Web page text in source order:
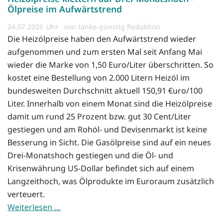
Ölpreise im Aufwärtstrend
24.07.2026 von tanke-günstig Redaktion
Die Heizölpreise haben den Aufwärtstrend wieder
aufgenommen und zum ersten Mal seit Anfang Mai
wieder die Marke von 1,50 Euro/Liter überschritten. So
kostet eine Bestellung von 2.000 Litern Heizöl im
bundesweiten Durchschnitt aktuell 150,91 €uro/100
Liter. Innerhalb von einem Monat sind die Heizölpreise
damit um rund 25 Prozent bzw. gut 30 Cent/Liter
gestiegen und am Rohöl- und Devisenmarkt ist keine
Besserung in Sicht. Die Gasölpreise sind auf ein neues
Drei-Monatshoch gestiegen und die Öl- und
Krisenwährung US-Dollar befindet sich auf einem
Langzeithoch, was Ölprodukte im Euroraum zusätzlich
verteuert.
Weiterlesen …